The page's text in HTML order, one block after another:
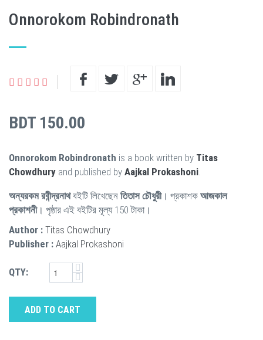
Onnorokom Robindronath
BDT 150.00
Onnorokom Robindronath is a book written by Titas
Chowdhury and published by Aajkal Prokashoni
অন্যরকম রবীন্দ্রনাথবইটি লিখেছেন তিতাস চৌধুরী। প্রকাশক আজকাল
প্রকাশনী। পৃষ্ঠার এই বইটির মূল্য 150 টাকা।
Author : Titas Chowdhury
Publisher : Aajkal Prokashoni
QTY:
ADD TO CART